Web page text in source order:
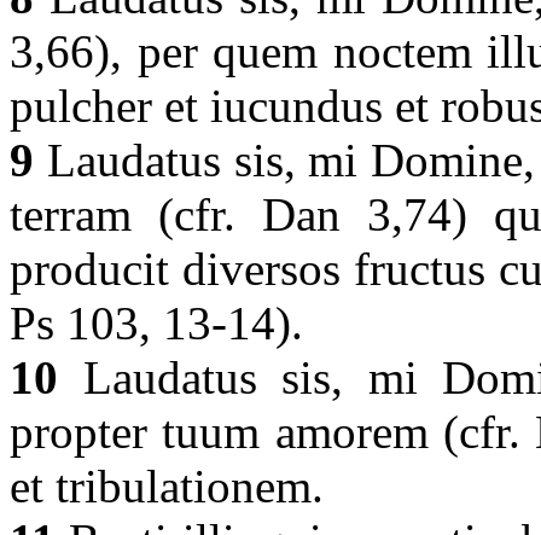
3,66), per quem noctem
pulcher et iucundus et
9 Laudatus sis, mi
terram (cfr. Dan 3,74)
producit diversos fructus
Ps 103, 13-14).
10 Laudatus sis, mi
propter tuum amorem
et tribulationem.